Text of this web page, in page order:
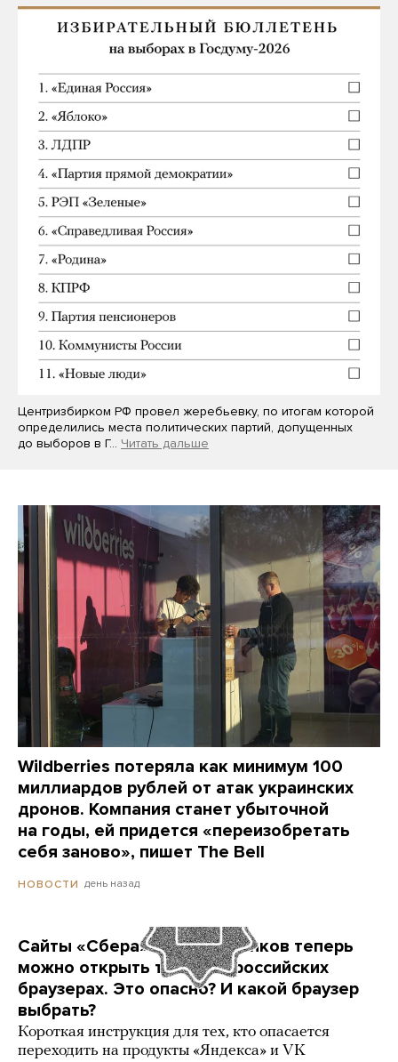
Центризбирком РФ провел жеребьевку, по итогам которой
определились места политических партий, допущенных
до выборов в Г… Читать дальше
Wildberries потеряла как минимум 100
миллиардов рублей от атак украинских
дронов. Компания станет убыточной
на годы, ей придется «переизобретать
себя заново», пишет The Bell
НОВОСТИ день назад
Сайты «Сбера» и других банков теперь
можно открыть только в российских
браузерах. Это опасно? И какой браузер
выбрать?
Короткая инструкция для тех, кто опасается
переходить на продукты «Яндекса» и VK